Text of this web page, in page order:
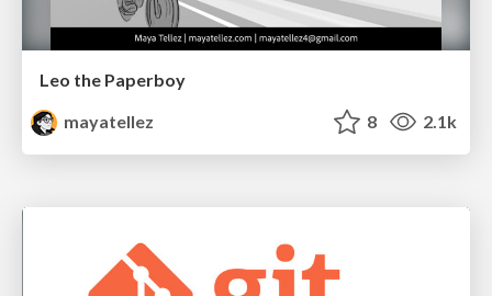
Leo the Paperboy
mayatellez
8 2.1k